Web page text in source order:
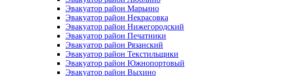
Эвакуатор район Марьино
Эвакуатор район Некрасовка
Эвакуатор район Нижегородский
Эвакуатор район Печатники
Эвакуатор район Рязанский
Эвакуатор район Текстильщики
Эвакуатор район Южнопортовый
Эвакуатор район Выхино